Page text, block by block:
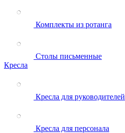
Комплекты из ротанга
Столы письменные
Кресла
Кресла для руководителей
Кресла для персонала